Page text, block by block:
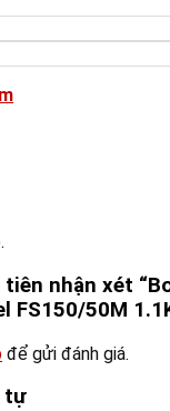
nhận xét
FS150/50M
để gửi đánh giá.
tự